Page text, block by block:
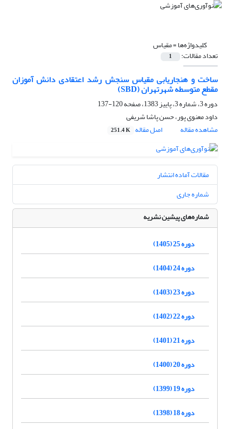
کلیدواژه‌ها =مقیاس
تعداد مقالات: 1
ساخت و هنجاریابی مقیاس سنجش رشد اعتقادی دانش آموزان
مقطع متوسطه شهرتهران (SBD)
دوره 3، شماره 3، پاییز 1383، صفحه
120-137
داود معنوی پور، حسن پاشا شریفی
مشاهده مقاله
اصل مقاله 251.4 K
مقالات آماده انتشار
شماره جاری
شماره‌های پیشین نشریه
دوره 25 (1405)
دوره 24 (1404)
دوره 23 (1403)
دوره 22 (1402)
دوره 21 (1401)
دوره 20 (1400)
دوره 19 (1399)
دوره 18 (1398)